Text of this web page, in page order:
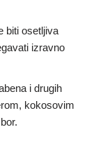
biti osetljiva
izravno
i drugih
kokosovim